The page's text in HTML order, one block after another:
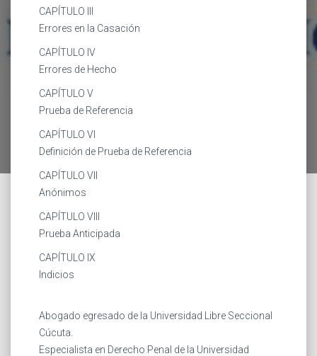
CAPÍTULO III
Errores en la Casación
CAPÍTULO IV
Errores de Hecho
CAPÍTULO V
Prueba de Referencia
CAPÍTULO VI
Definición de Prueba de Referencia
CAPÍTULO VII
Anónimos
CAPÍTULO VIII
Prueba Anticipada
CAPÍTULO IX
Indicios
Abogado egresado de la Universidad Libre Seccional
Cúcuta.
Especialista en Derecho Penal de la Universidad